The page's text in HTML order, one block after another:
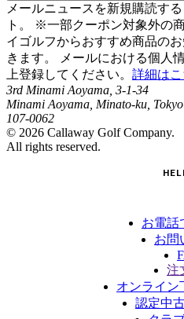
メールニュースを新規購読す
ト。 ※一部クーポン対象外の
イゴルフからおすすめ商品の
きます。 メールにおける個人
上登録してください。 詳細はこ
3rd Minami Aoyama, 3-1-34
Minami Aoyama, Minato-ku, Tokyo
107-0062
© 2026 Callaway Golf Company.
All rights reserved.
お電話
お問
注
オンライン
認定中